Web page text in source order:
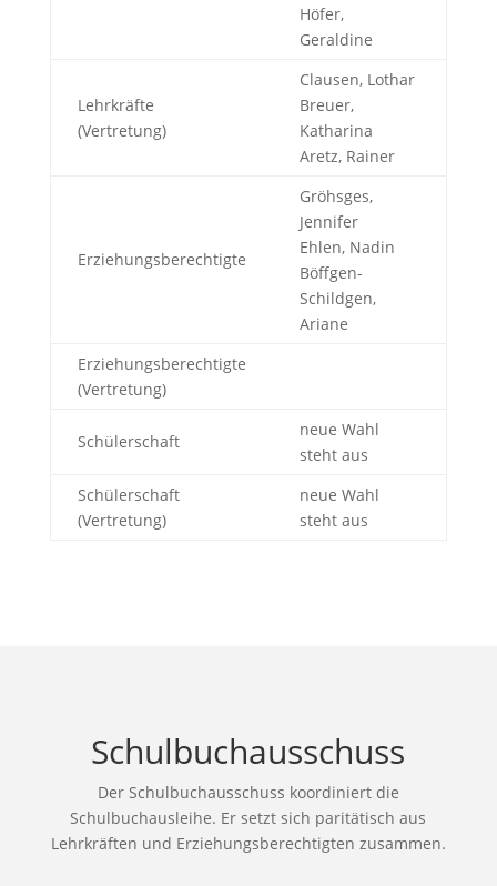
Höfer,
Geraldine
Lehrkräfte
(Vertretung)
Clausen, Lothar
Breuer,
Katharina
Aretz, Rainer
Erziehungsberechtigte
Gröhsges,
Jennifer
Ehlen, Nadin
Böffgen-
Schildgen,
Ariane
Erziehungsberechtigte
(Vertretung)
Schülerschaft
neue Wahl
steht aus
Schülerschaft
(Vertretung)
neue Wahl
steht aus
Schulbuchausschuss
Der Schulbuchausschuss koordiniert die
Schulbuchausleihe. Er setzt sich paritätisch aus
Lehrkräften und Erziehungsberechtigten zusammen.